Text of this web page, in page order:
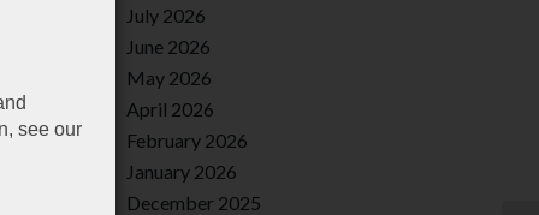
July 2026
June 2026
May 2026
April 2026
February 2026
January 2026
December 2025
see our